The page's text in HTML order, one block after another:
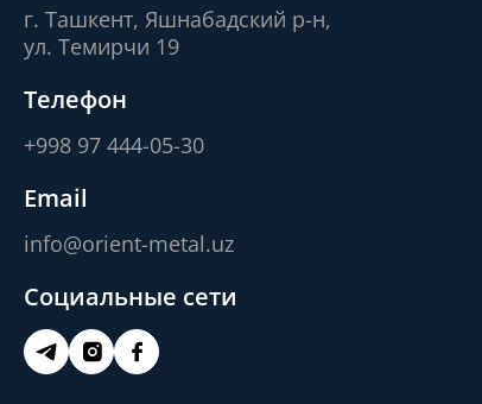
г. Ташкент, Яшнабадский р-н,
ул. Темирчи 19
Телефон
+998 97 444-05-30
Email
info@orient-metal.uz
Социальные сети